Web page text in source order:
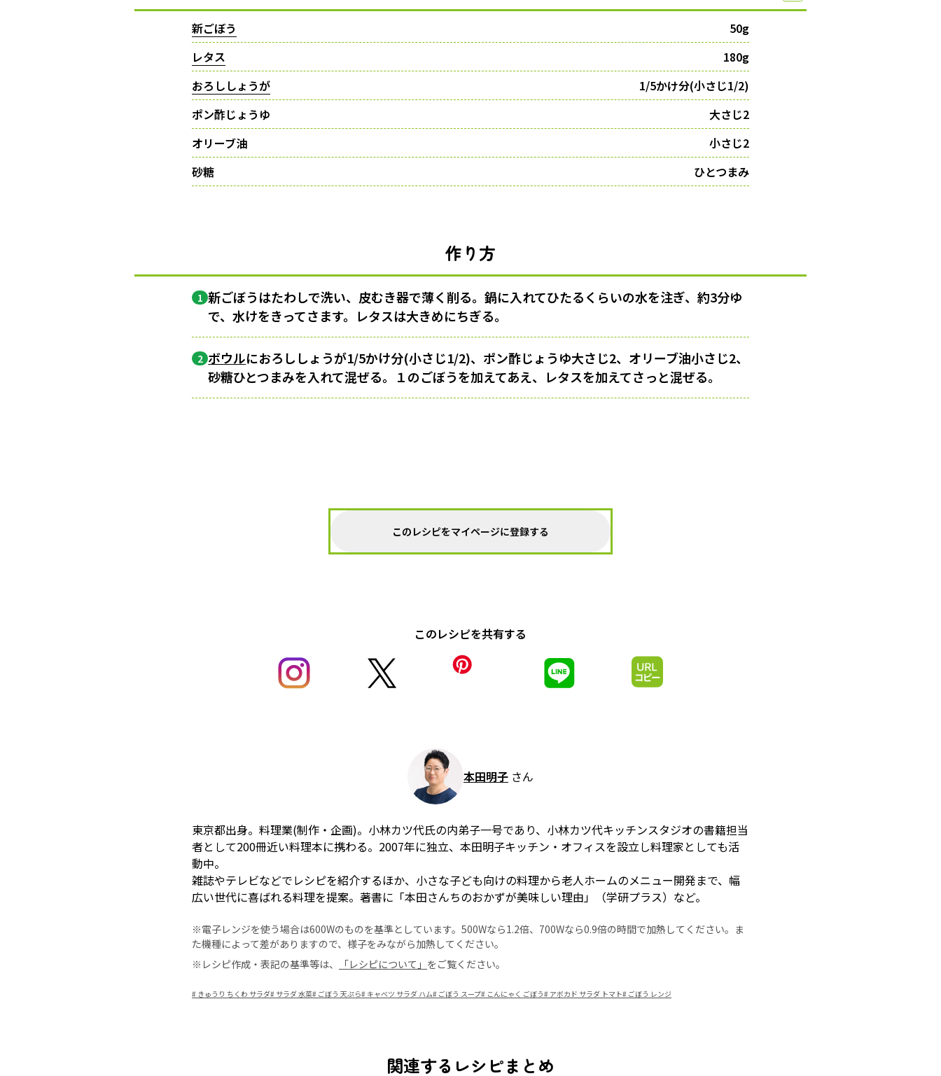
新ごぼう
50g
レタス
180g
おろししょうが
1/5かけ分(小さじ1/2)
ポン酢じょうゆ
大さじ2
オリーブ油
小さじ2
砂糖
ひとつまみ
作り方
1 新ごぼうはたわしで洗い、皮むき器で薄く削る。鍋に入れてひたるくらいの水を注ぎ、約3分ゆ
で、水けをきってさます。レタスは大きめにちぎる。
2 ボウルにおろししょうが1/5かけ分(小さじ1/2)、ポン酢じょうゆ大さじ2、オリーブ油小さじ2、
砂糖ひとつまみを入れて混ぜる。１のごぼうを加えてあえ、レタスを加えてさっと混ぜる。
このレシピをマイページに登録する
このレシピを共有する
本田明子 さん
東京都出身。料理業(制作・企画)。小林カツ代氏の内弟子一号であり、小林カツ代キッチンスタジオの書籍担当
者として200冊近い料理本に携わる。2007年に独立、本田明子キッチン・オフィスを設立し料理家としても活
動中。
雑誌やテレビなどでレシピを紹介するほか、小さな子ども向けの料理から老人ホームのメニュー開発まで、幅
広い世代に喜ばれる料理を提案。著書に「本田さんちのおかずが美味しい理由」（学研プラス）など。
※電子レンジを使う場合は600Wのものを基準としています。500Wなら1.2倍、700Wなら0.9倍の時間で加熱してください。ま
た機種によって差がありますので、様子をみながら加熱してください。
※レシピ作成・表記の基準等は、
「レシピについて」 をご覧ください。
# きゅうり ちくわ サラダ# サラダ 水菜# ごぼう 天ぷら# キャベツ サラダ ハム# ごぼう スープ# こんにゃく ごぼう# アボカド サラダ トマト# ごぼう レンジ
関連するレシピまとめ